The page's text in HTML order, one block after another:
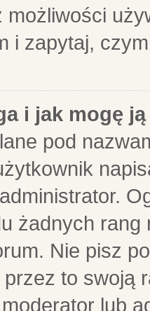
możliwości
i zapytaj,
i jak mogę
pod
żadnych
Nie pisz
to swoją
lub